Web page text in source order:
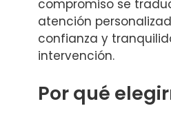
compromiso se
atención
confianza y
intervención.
Por qué